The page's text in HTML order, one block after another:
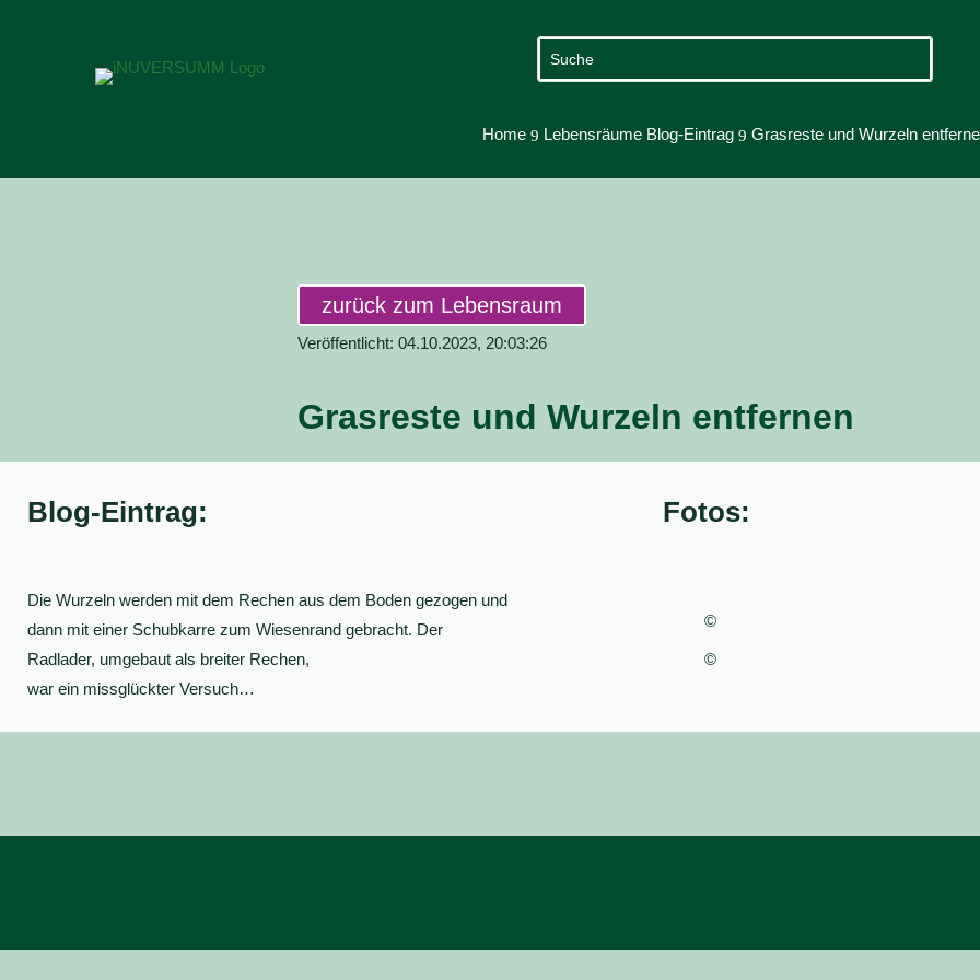
Home 9 Lebensräume Blog-Eintrag 9 Grasreste und Wurzeln
zurück zum Lebensraum
Veröffentlicht: 04.10.2023, 20:03:26
Grasreste und Wurzeln entfernen
Blog-Eintrag:
Die Wurzeln werden mit dem Rechen aus dem Boden gezogen und
dann mit einer Schubkarre zum Wiesenrand gebracht. Der
Radlader, umgebaut als breiter Rechen,
war ein missglückter Versuch…
Fotos:
©
©